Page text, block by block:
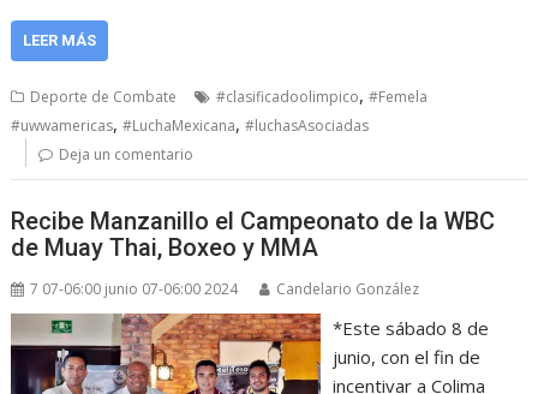
LEER MÁS
Deporte de Combate #clasificadoolimpico,#Femela
#uwwamericas,#LuchaMexicana,#luchasAsociadas
Deja un comentario
Recibe Manzanillo el Campeonato de la WBC
de Muay Thai, Boxeo y MMA
7 07-06:00 junio 07-06:00 2024 Candelario González
*Este sábado 8 de
junio, con el fin de
incentivar a Colima